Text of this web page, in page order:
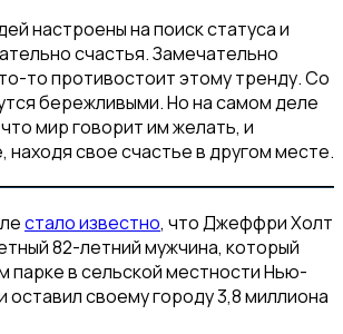
настроены на поиск статуса и
счастья. Замечательно
то противостоит этому тренду. Со
бережливыми. Но на самом деле
мир говорит им желать, и
находя свое счастье в другом месте.
стало известно, что Джеффри Холт
82-летний мужчина, который
парке в сельской местности Нью-
оставил своему городу 3,8 миллиона